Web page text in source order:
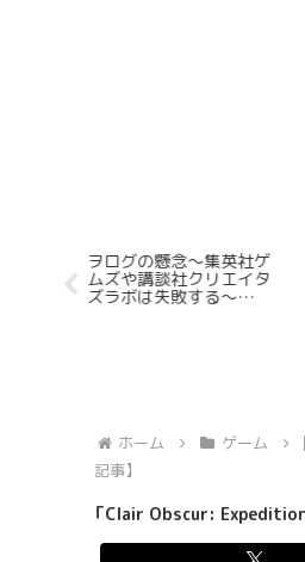
「Dark Deity 2」の日本語
化予定に見る日本のdevによ
るSRPG開拓の先駆性（※訂
ホーム ゲーム
記事】
「Clair Obscur: